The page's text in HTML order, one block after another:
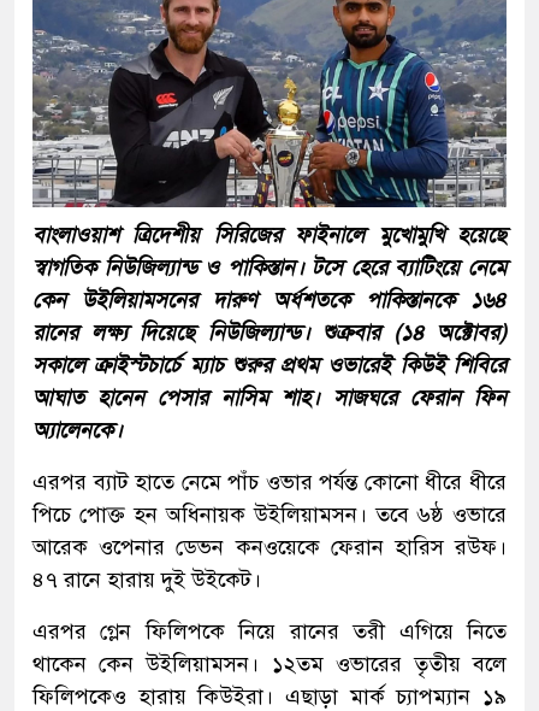
বাংলাওয়াশ ত্রিদেশীয় সিরিজের ফাইনালে মুখোমুখি হয়েছে
স্বাগতিক নিউজিল্যান্ড ও পাকিস্তান। টসে হেরে ব্যাটিংয়ে নেমে
কেন উইলিয়ামসনের দারুণ অর্ধশতকে পাকিস্তানকে ১৬৪
রানের লক্ষ্য দিয়েছে নিউজিল্যান্ড। শুক্রবার (১৪ অক্টোবর)
সকালে ক্রাইস্টচার্চে ম্যাচ শুরুর প্রথম ওভারেই কিউই শিবিরে
আঘাত হানেন পেসার নাসিম শাহ। সাজঘরে ফেরান ফিন
অ্যালেনকে।
এরপর ব্যাট হাতে নেমে পাঁচ ওভার পর্যন্ত কোনো ধীরে ধীরে
পিচে পোক্ত হন অধিনায়ক উইলিয়ামসন। তবে ৬ষ্ঠ ওভারে
আরেক ওপেনার ডেভন কনওয়েকে ফেরান হারিস রউফ।
৪৭ রানে হারায় দুই উইকেট।
এরপর গ্লেন ফিলিপকে নিয়ে রানের তরী এগিয়ে নিতে
থাকেন কেন উইলিয়ামসন। ১২তম ওভারের তৃতীয় বলে
ফিলিপকেও হারায় কিউইরা। এছাড়া মার্ক চ্যাপম্যান ১৯